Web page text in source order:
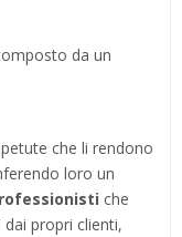
da un
che li rendono
loro un
che
propri clienti,